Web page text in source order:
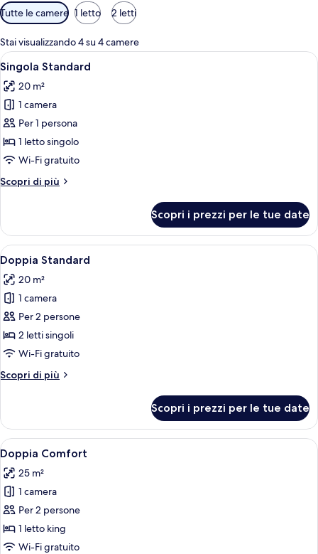
Filtri
disponibili
per
le
camere
Tutte le camere 1 letto 2 letti
Stai visualizzando 4 su 4 camere
Apri
tutte
le
foto
per
Singola
Standard
Camera d'albergo con due letti, una
6
Singola Standard
20 m²
1 camera
Per 1 persona
1 letto singolo
Wi-Fi gratuito
Scopri di più
Altri
Standard
Scopri i prezzi per le tue date
Apri
tutte
le
foto
per
Doppia
Standard
Camera d'albergo con due letti, una
6
Doppia Standard
20 m²
1 camera
Per 2 persone
2 letti singoli
Wi-Fi gratuito
Scopri di più
Altri
Standard
Scopri i prezzi per le tue date
Apri
tutte
le
foto
per
Doppia
Comfort
Camera d'albergo moderna con un
7
Doppia Comfort
25 m²
1 camera
Per 2 persone
1 letto king
Wi-Fi gratuito